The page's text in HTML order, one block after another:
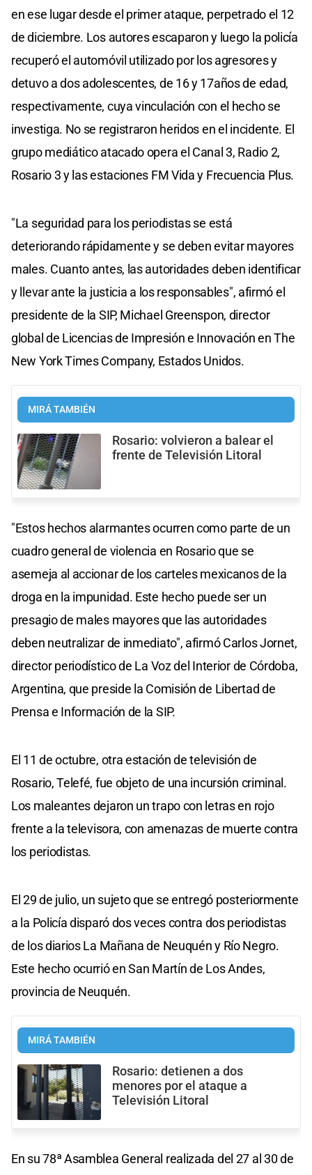
en ese lugar desde el primer ataque, perpetrado el 12
de diciembre. Los autores escaparon y luego la policía
recuperó el automóvil utilizado por los agresores y
detuvo a dos adolescentes, de 16 y 17años de edad,
respectivamente, cuya vinculación con el hecho se
investiga. No se registraron heridos en el incidente. El
grupo mediático atacado opera el Canal 3, Radio 2,
Rosario 3 y las estaciones FM Vida y Frecuencia Plus.
"La seguridad para los periodistas se está
deteriorando rápidamente y se deben evitar mayores
males. Cuanto antes, las autoridades deben identificar
y llevar ante la justicia a los responsables", afirmó el
presidente de la SIP, Michael Greenspon, director
global de Licencias de Impresión e Innovación en The
New York Times Company, Estados Unidos.
MIRÁ TAMBIÉN
Rosario: volvieron a balear el
frente de Televisión Litoral
"Estos hechos alarmantes ocurren como parte de un
cuadro general de violencia en Rosario que se
asemeja al accionar de los carteles mexicanos de la
droga en la impunidad. Este hecho puede ser un
presagio de males mayores que las autoridades
deben neutralizar de inmediato", afirmó Carlos Jornet,
director periodístico de La Voz del Interior de Córdoba,
Argentina, que preside la Comisión de Libertad de
Prensa e Información de la SIP.
El 11 de octubre, otra estación de televisión de
Rosario, Telefé, fue objeto de una incursión criminal.
Los maleantes dejaron un trapo con letras en rojo
frente a la televisora, con amenazas de muerte contra
los periodistas.
El 29 de julio, un sujeto que se entregó posteriormente
a la Policía disparó dos veces contra dos periodistas
de los diarios La Mañana de Neuquén y Río Negro.
Este hecho ocurrió en San Martín de Los Andes,
provincia de Neuquén.
MIRÁ TAMBIÉN
Rosario: detienen a dos
menores por el ataque a
Televisión Litoral
En su 78ª Asamblea General realizada del 27 al 30 de